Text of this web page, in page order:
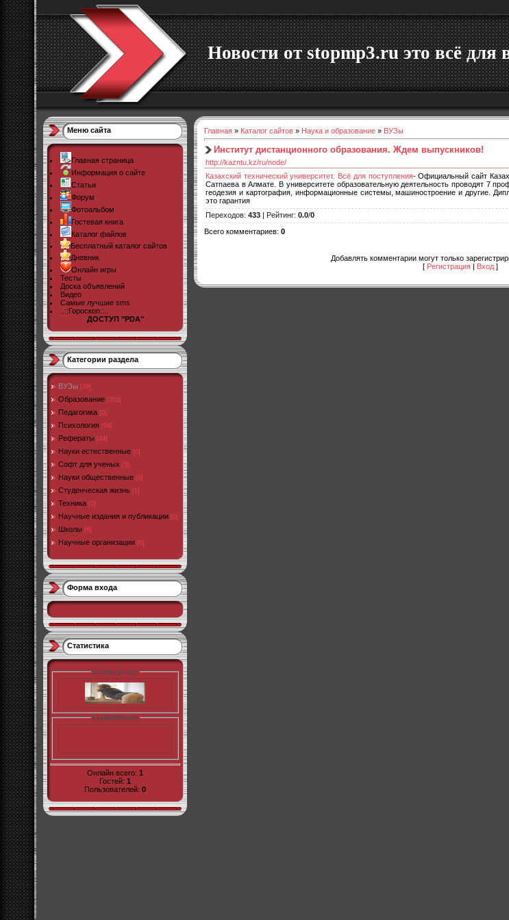
Новости от stopmp3.ru это всё для
Меню сайта
Главная страница
Информация о сайте
Статьи
Форум
Фотоальбом
Гостевая книга
Каталог файлов
Бесплатный каталог сайтов
Дневник
Онлайн игры
Тесты
Доска объявлений
Видео
Самые лучшие sms
..::Гороскоп::..
ДОСТУП "PDA"
Категории раздела
ВУЗы [39]
Образование [203]
Педагогика [0]
Психология [94]
Рефераты [44]
Науки естественные [0]
Софт для ученых [3]
Науки общественные [0]
Студенческая жизнь [1]
Техника [0]
Научные издания и публикации [0]
Школы [6]
Научные организации [0]
Форма входа
Статистика
Статы pr-cy:
LiveInternet:
Онлайн всего: 1
Гостей: 1
Пользователей: 0
Главная » Каталог сайтов » Наука и образование » ВУЗы
Институт дистанционного образования. Ждем выпускников!
http://kazntu.kz/ru/node/
Казахский технический университет. Всё для поступления- Официальный сайт
Сатпаева в Алмате. В университете образовательную деятельность проводят 7
геодезия и картография, информационные системы, машиностроение и другие.
это гарантия
Переходов: 433 | Рейтинг: 0.0/0
Всего комментариев: 0
Добавлять комментарии могут только
[ Регистрация | Вход ]